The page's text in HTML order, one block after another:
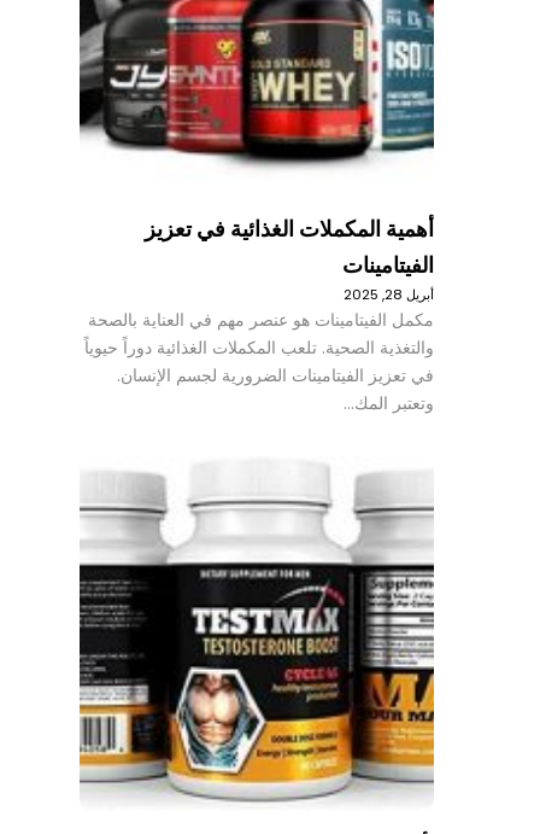
أهمية المكملات الغذائية في تعزيز
الفيتامينات
أبريل 28, 2025
مكمل الفيتامينات هو عنصر مهم في العناية بالصحة
والتغذية الصحية. تلعب المكملات الغذائية دوراً حيوياً
في تعزيز الفيتامينات الضرورية لجسم الإنسان.
وتعتبر المك…